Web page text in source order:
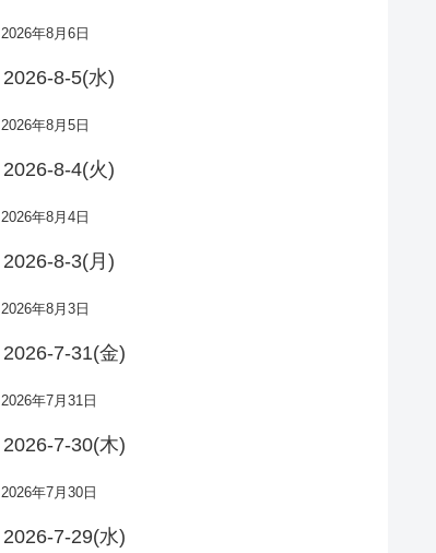
2026年8月6日
2026-8-5(水)
2026年8月5日
2026-8-4(火)
2026年8月4日
2026-8-3(月)
2026年8月3日
2026-7-31(金)
2026年7月31日
2026-7-30(木)
2026年7月30日
2026-7-29(水)